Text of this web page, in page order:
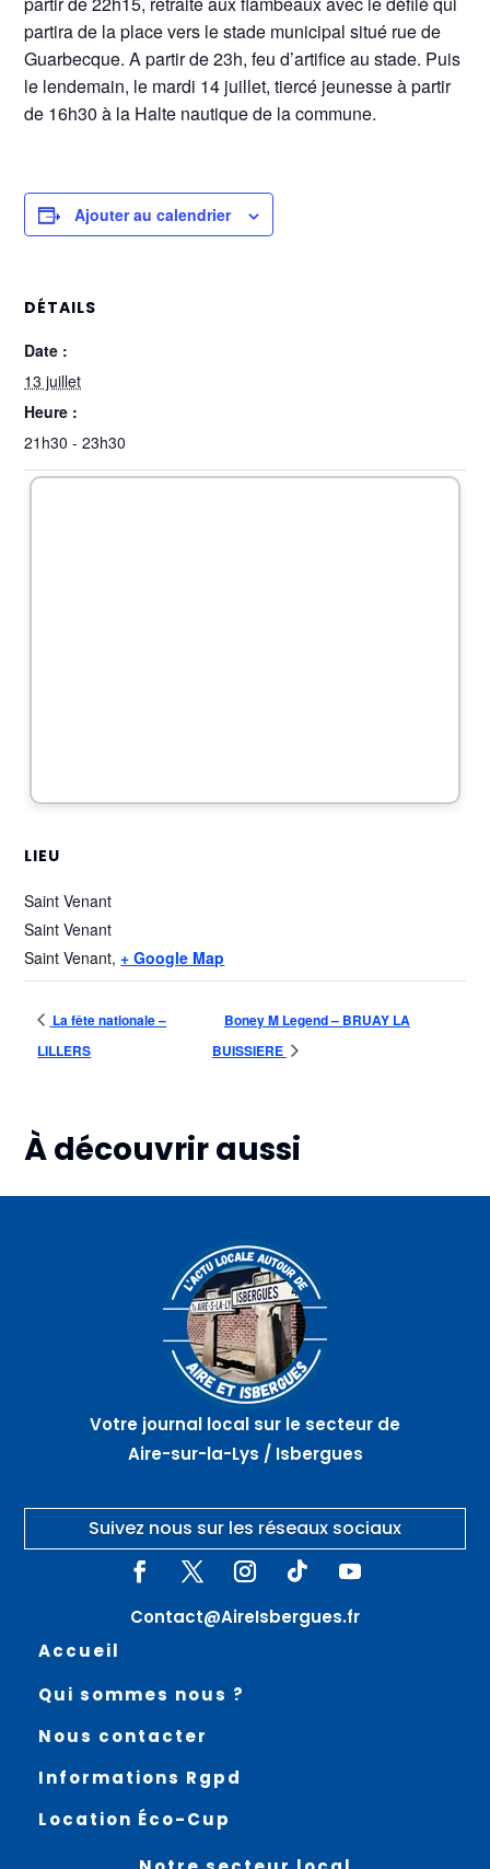
partira de la place vers le stade municipal situé rue de
Guarbecque. A partir de 23h, feu d’artifice au stade. Puis
le lendemain, le mardi 14 juillet, tiercé jeunesse à partir
de 16h30 à la Halte nautique de la commune.
Ajouter au calendrier
DÉTAILS
Date :
13 juillet
Heure :
21h30 - 23h30
LIEU
Saint Venant
Saint Venant
Saint Venant, + Google Map
La fête nationale –
LILLERS
Boney M Legend – BRUAY LA
BUISSIERE
À découvrir aussi
Plus d'informations
vieille
ville en
randonnée
THEROUANNE
Plus d'informations
Atelier
sophro-
relaxation
–
HELFAUT
Plus d'informations
Votre journal local sur le secteur de
Aire-sur-la-Lys / Isbergues
Suivez nous sur les réseaux sociaux
Contact@AireIsbergues.fr
Accueil
Qui sommes nous ?
Nous contacter
Informations Rgpd
Location Éco-Cup